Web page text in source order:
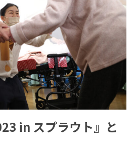
in スプラウト』と